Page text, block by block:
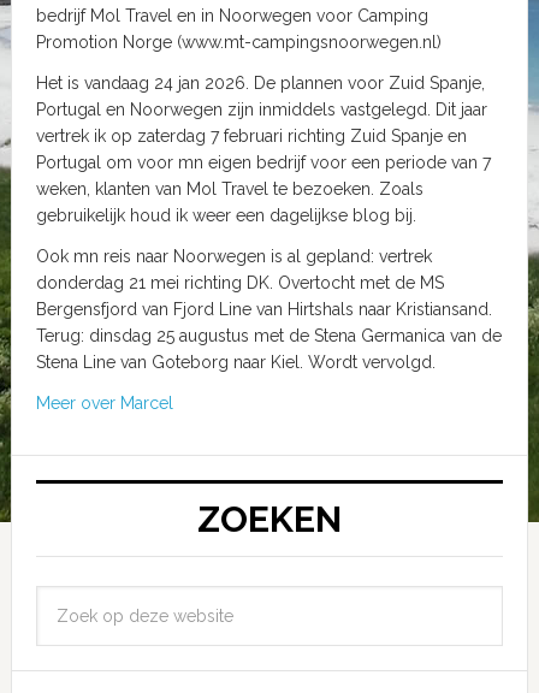
bedrijf Mol Travel en in Noorwegen voor Camping
Promotion Norge (www.mt-campingsnoorwegen.nl)
Het is vandaag 24 jan 2026. De plannen voor Zuid Spanje,
Portugal en Noorwegen zijn inmiddels vastgelegd. Dit jaar
vertrek ik op zaterdag 7 februari richting Zuid Spanje en
Portugal om voor mn eigen bedrijf voor een periode van 7
weken, klanten van Mol Travel te bezoeken. Zoals
gebruikelijk houd ik weer een dagelijkse blog bij.
Ook mn reis naar Noorwegen is al gepland: vertrek
donderdag 21 mei richting DK. Overtocht met de MS
Bergensfjord van Fjord Line van Hirtshals naar Kristiansand.
Terug: dinsdag 25 augustus met de Stena Germanica van de
Stena Line van Goteborg naar Kiel. Wordt vervolgd.
Meer over Marcel
ZOEKEN